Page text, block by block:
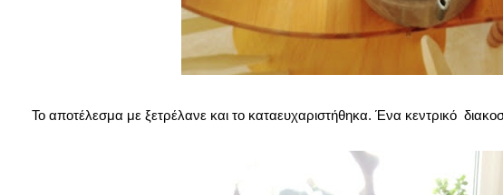
Το αποτέλεσμα με ξετρέλανε και το καταευχαριστήθηκα. Ένα κεντρικό